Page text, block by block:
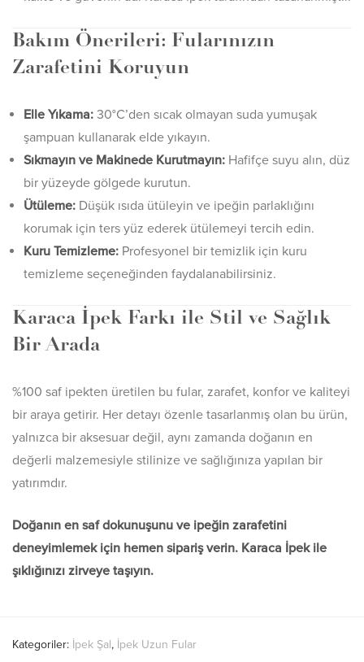
Bakım Önerileri: Fularınızın
Zarafetini Koruyun
Elle Yıkama: 30°C’den sıcak olmayan suda yumuşak
şampuan kullanarak elde yıkayın.
Sıkmayın ve Makinede Kurutmayın: Hafifçe suyu alın, düz
bir yüzeyde gölgede kurutun.
Ütüleme: Düşük ısıda ütüleyin ve ipeğin parlaklığını
korumak için ters yüz ederek ütülemeyi tercih edin.
Kuru Temizleme: Profesyonel bir temizlik için kuru
temizleme seçeneğinden faydalanabilirsiniz.
Karaca İpek Farkı ile Stil ve Sağlık
Bir Arada
%100 saf ipekten üretilen bu fular, zarafet, konfor ve kaliteyi
bir araya getirir. Her detayı özenle tasarlanmış olan bu ürün,
yalnızca bir aksesuar değil, aynı zamanda doğanın en
değerli malzemesiyle stilinize ve sağlığınıza yapılan bir
yatırımdır.
Doğanın en saf dokunuşunu ve ipeğin zarafetini
deneyimlemek için hemen sipariş verin. Karaca İpek ile
şıklığınızı zirveye taşıyın.
Kategoriler: İpek Şal, İpek Uzun Fular